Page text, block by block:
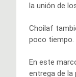
la unión de
Choilaf
poco tiempo.
En este
entrega de